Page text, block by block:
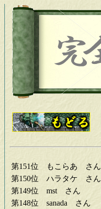
第151位 もこらあ さん
第150位 ハラタケ さん
第149位 mst さん
第148位 sanada さん